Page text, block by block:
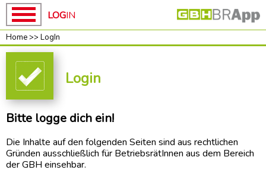
Home
GBH
News
unsere
Kampagnen
ROT-
WEISS-
ROT
Home
LOGIN
Home>> LogIn
Login
Bitte logge dich ein!
Die Inhalte auf den folgenden Seiten sind aus rechtlichen
Gründen ausschließlich für BetriebsrätInnen aus dem Bereich
der GBH einsehbar.